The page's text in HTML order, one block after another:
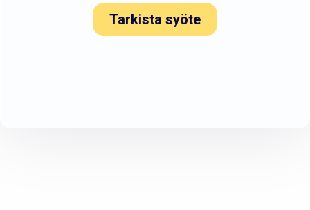
Tarkista syöte